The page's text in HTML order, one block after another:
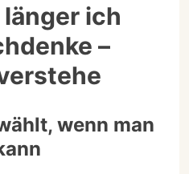
länger ich
–
wenn man